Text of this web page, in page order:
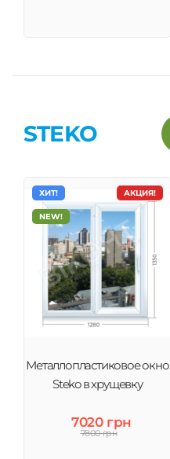
STEKO
АКЦИЯ!
ХИТ!
NEW!
Металлопластиковое окно
Steko в хрущевку
7020 грн
7800 грн